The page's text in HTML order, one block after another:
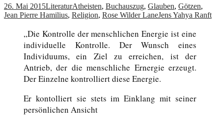
26. Mai 2015LiteraturAtheisten, Buchauszug, Glauben, Götzen,
Jean Pierre Hamilius, Religion, Rose Wilder LaneJens Yahya Ranft
„Die Kontrolle der menschlichen Energie ist eine
individuelle Kontrolle. Der Wunsch eines
Individuums, ein Ziel zu erreichen, ist der
Antrieb, der die menschliche Ernergie erzeugt.
Der Einzelne kontrolliert diese Energie.
Er kontolliert sie stets im Einklang mit seiner
persönlichen Ansicht